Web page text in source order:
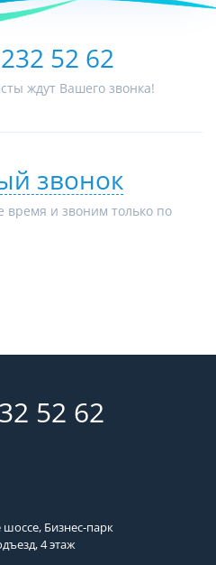
52 62
ждут Вашего звонка!
звонок
и звоним только по
52 62
шоссе, Бизнес-парк
4 этаж